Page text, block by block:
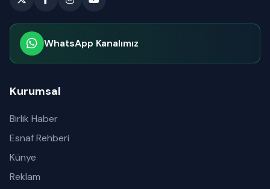
WhatsApp Kanalımız
Kurumsal
Birlik Haber
Esnaf Rehberi
Künye
Reklam